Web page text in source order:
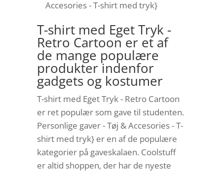
Accesories - T-shirt med tryk}
T-shirt med Eget Tryk -
Retro Cartoon er et af
de mange populære
produkter indenfor
gadgets og kostumer
T-shirt med Eget Tryk - Retro Cartoon
er ret populær som gave til studenten.
Personlige gaver - Tøj & Accesories - T-
shirt med tryk} er en af de populære
kategorier på gaveskalaen. Coolstuff
er altid shoppen, der har de nyeste